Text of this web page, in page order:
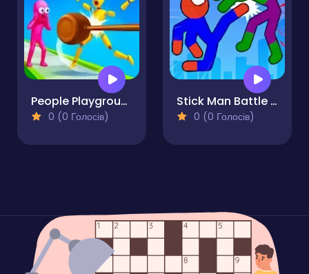
People Playground! Ragdoll Arena!
0 (0 Голосів)
Stick Man Battle Fighting
0 (0 Голосів)